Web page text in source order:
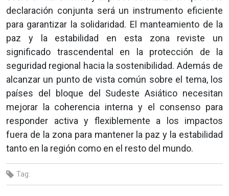
declaración conjunta será un instrumento eficiente
para garantizar la solidaridad. El manteamiento de la
paz y la estabilidad en esta zona reviste un
significado trascendental en la protección de la
seguridad regional hacia la sostenibilidad. Además de
alcanzar un punto de vista común sobre el tema, los
países del bloque del Sudeste Asiático necesitan
mejorar la coherencia interna y el consenso para
responder activa y flexiblemente a los impactos
fuera de la zona para mantener la paz y la estabilidad
tanto en la región como en el resto del mundo.
Tag: